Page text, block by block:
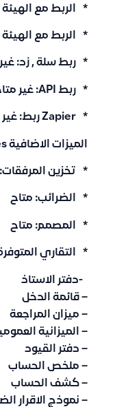
* الربط مع الهيئة
* الربط مع الهيئة
* ربط سلة , زد:
* ربط API: غير متاح
* Zapier ربط: غير متاح
الميزات الاضافية Additional Features
* تخزين
* الضرائب: متاح
* المصمم: متاح
* التقاري
-دفتر الاستاذ
– قائمة الدخل
– ميزان المراجعة
– الميزانية
– دفتر القيود
– ملخص الحساب
– كشف الحساب
– نموذج الاقرار